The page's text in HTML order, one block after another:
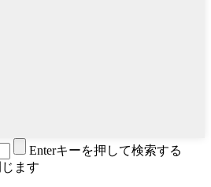
Enterキーを押して検索する
ます